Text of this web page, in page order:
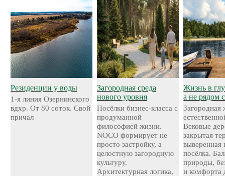
Резиденции у воды
1-я линия Озернинского
вдхр. От 80 соток. Свой
причал
Загородная среда
нового уровня
Посёлки бизнес-класса с
продуманной
философией жизни.
NOCO формирует не
просто застройку, а
целостную загородную
культуру.
Архитектурная логика,
Жизнь в
а не рядом
Загородная
Вековые
закрытая
выверенная
посёлка.
природы,
и комфорта